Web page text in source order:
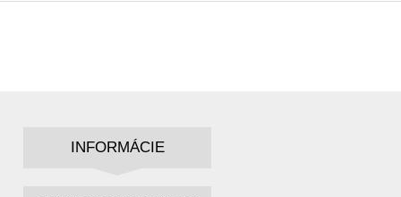
INFORMÁCIE